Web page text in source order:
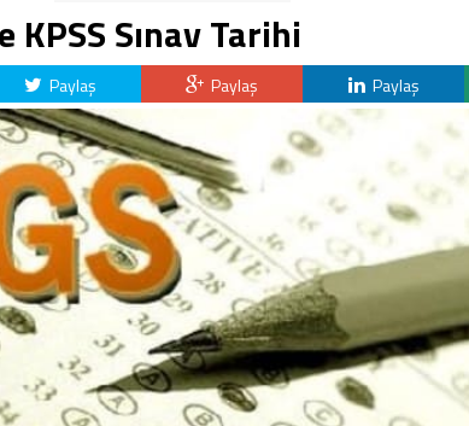
KPSS Sınav Tarihi
Paylaş Paylaş Paylaş